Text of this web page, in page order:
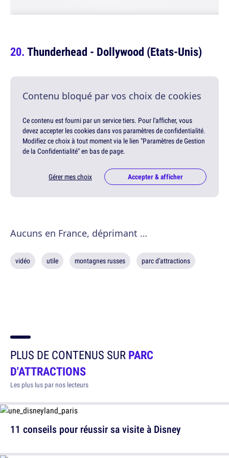
Thunderhead - Dollywood (Etats-Unis)
Contenu bloqué par vos choix de cookies
Ce contenu est fourni par un service tiers. Pour l'afficher, vous
devez accepter les cookies dans vos paramètres de confidentialité.
Modifiez ce choix à tout moment via le lien "Paramètres de Gestion
de la Confidentialité" en bas de page.
Gérer mes choix Accepter & afficher
Aucuns en France, déprimant …
vidéo utile montagnes russes parc d'attractions
PLUS DE CONTENUS SURPARC
D'ATTRACTIONS
Les plus lus par nos lecteurs
11 conseils pour réussir sa visite à Disney